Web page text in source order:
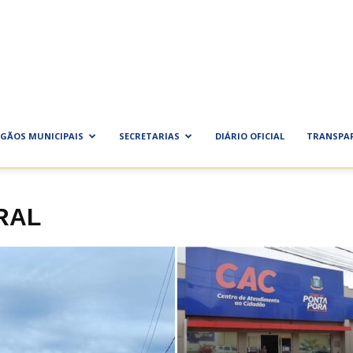
MUNICIPAIS SECRETARIAS DIÁRIO OFICIAL